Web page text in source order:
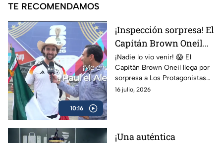
TE RECOMENDAMOS
10:16
¡Inspección sorpresa! El
Capitán Brown Oneil
pone contra las
cuerdas a Martinoli y al
Dr. García
¡Nadie lo vio venir! 😱 El
Capitán Brown Oneil llega por
sorpresa a Los Protagonistas
para realizar una rigurosa
16 julio, 2026
¡Una auténtica